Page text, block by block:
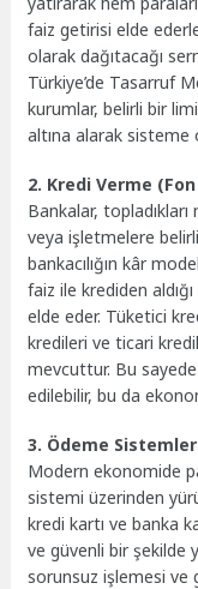
faiz getirisi elde
olarak dağıtacağı
Türkiye’de Tasarruf
kurumlar, belirli bir
altına alarak sisteme
2. Kredi Verme
Bankalar,
veya işletmelere
bankacılığın kâr
faiz ile krediden
elde eder. Tüketici
kredileri ve ticari
mevcuttur. Bu
edilebilir, bu da
3. Ödeme
Modern ekonomide
sistemi üzerinden
kredi kartı ve banka
ve güvenli bir şekilde
sorunsuz işlemesi ve